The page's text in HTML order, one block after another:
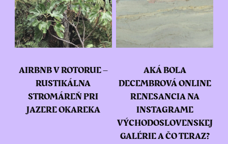
AIRBNB V ROTORUE –
RUSTIKÁLNA
STROMÁREŇ PRI
JAZERE OKAREKA
AKÁ BOLA
DECEMBROVÁ ONLINE
RENESANCIA NA
INSTAGRAME
VÝCHODOSLOVENSKEJ
GALÉRIE A ČO TERAZ?